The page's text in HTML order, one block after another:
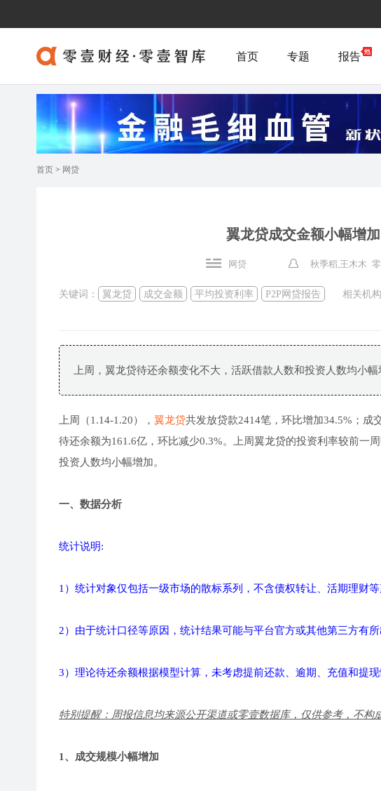
首页 专题 报告
首页 > 网贷
翼龙贷成交金额小幅增
网贷 秋季稻,王木木
关键词： 翼龙贷 成交金额 平均投资利率 P2P网贷报告 相关机
上周，翼龙贷待还余额变化不大，活跃借款人数和投资人数均小幅
上周（1.14-1.20）， 翼龙贷共发放贷款2414笔，环比增加34.5%；成
待还余额为161.6亿，环比减少0.3%。上周翼龙贷的投资利率较前一
投资人数均小幅增加。
一、数据分析
统计说明:
1）统计对象仅包括一级市场的散标系列，不含债权转让、活期理财等
2）由于统计口径等原因，统计结果可能与平台官方或其他第三方有所
3）理论待还余额根据模型计算，未考虑提前还款、逾期、充值和提现
特别提醒：周报信息均来源公开渠道或零壹数据库，仅供参考，不构
1、成交规模小幅增加